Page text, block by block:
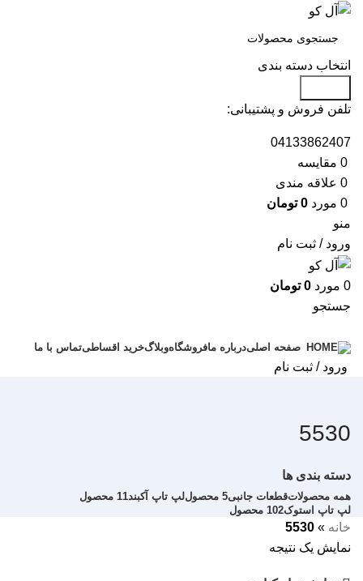
انتخاب دسته بندی
تلفن فروش و پشتیبانی:
04133862407
0 مقايسه
0 علاقه مندی
0 مورد 0 تومان
منو
ورود / ثبت نام
0 مورد 0 تومان
جستجو
صفحه اصلیدرباره مافروشگاهوبلاگخرید اقساطیتماس با ما
ورود / ثبت نام
5530
دسته بندی ها
همه محصولاتقطعات جانبی5 محصول لپ تاپ آکبند11 محصول
لپ تاپ استوک102 محصول
خانه »
5530
نمایش یک نتیجه